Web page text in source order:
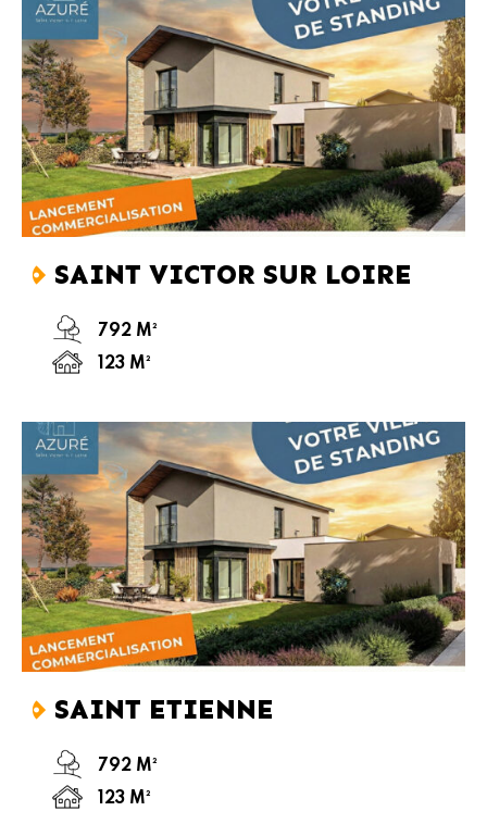
SAINT VICTOR SUR LOIRE
792 M²
123 M²
SAINT ETIENNE
792 M²
123 M²